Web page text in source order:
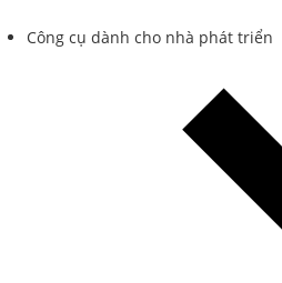
Công cụ dành cho nhà phát triển